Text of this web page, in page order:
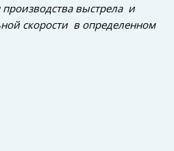
производства выстрела и
скорости в определенном